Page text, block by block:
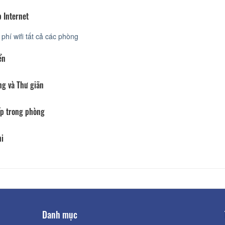
Internet
wifi tất cả các phòng
và Thư giãn
trong phòng
Danh mục